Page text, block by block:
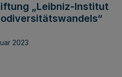
„Leibniz-Institut
2023